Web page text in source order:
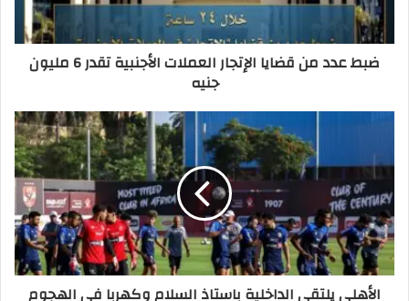
ضبط عدد من قضايا الإتجار العملات الأجنبية تقدر 6 مليون
جنيه
الأهلي يلتقي الداخلية باستاذ السلام وكهربا في الهجوم